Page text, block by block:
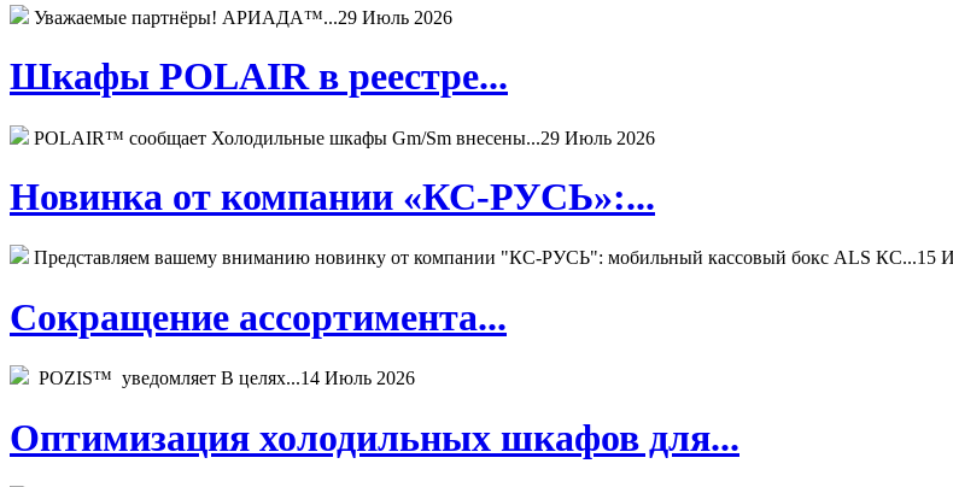
Уважаемые партнёры! АРИАДА™...29 Июль 2026
Шкафы POLAIR в реестре...
POLAIR™ сообщает Холодильные шкафы Gm/Sm внесены...29 Июль 2026
Новинка от компании «КС-РУСЬ»:...
Представляем вашему вниманию новинку от компании "КС-РУСЬ": мобильный кассовый бокс ALS КС...15
Сокращение ассортимента...
POZIS™ уведомляет В целях...14 Июль 2026
Оптимизация холодильных шкафов для...